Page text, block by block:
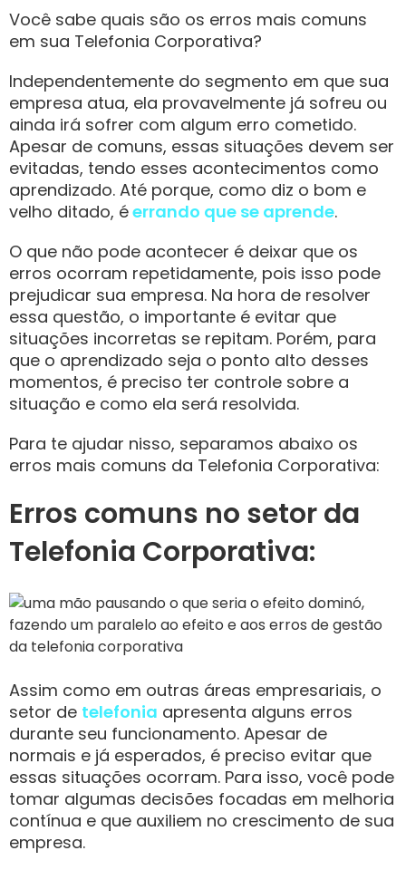
Você sabe quais são os erros mais comuns
em sua Telefonia Corporativa?
Independentemente do segmento em que sua
empresa atua, ela provavelmente já sofreu ou
ainda irá sofrer com algum erro cometido.
Apesar de comuns, essas situações devem ser
evitadas, tendo esses acontecimentos como
aprendizado. Até porque, como diz o bom e
velho ditado, éerrando que se aprende.
O que não pode acontecer é deixar que os
erros ocorram repetidamente, pois isso pode
prejudicar sua empresa. Na hora de resolver
essa questão, o importante é evitar que
situações incorretas se repitam. Porém, para
que o aprendizado seja o ponto alto desses
momentos, é preciso ter controle sobre a
situação e como ela será resolvida.
Para te ajudar nisso, separamos abaixo os
erros mais comuns da Telefonia Corporativa:
Erros comuns no setor da
Telefonia Corporativa:
Assim como em outras áreas empresariais, o
setor de telefonia apresenta alguns erros
durante seu funcionamento. Apesar de
normais e já esperados, é preciso evitar que
essas situações ocorram. Para isso, você pode
tomar algumas decisões focadas em melhoria
contínua e que auxiliem no crescimento de sua
empresa.